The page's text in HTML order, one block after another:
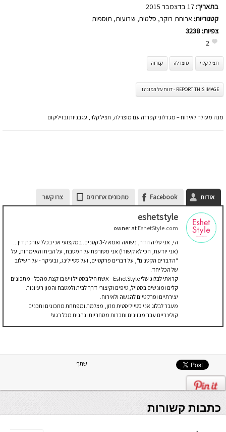
בתאריך:
קטגוריות: ארוחת בוקר, סלטים, שבועות, תוספות
צפיות: 3238
2
חציל קלוי מוצרלה קפרזה
REPORT THIS IMAGE - דווח על תמונה זו
מנה מעולה לאירוח – מגדלוני קפרזה עם מוצרלה, חציל קלוי, עגבניות ובזיליקום
אודות Facebook מתכונים אחרונים צרו קשר
eshetstyle
owner at EshetStyle.com
הי, אני טליה הדר, נשואה ואמא ל-3 קטנים. במקצועי אני בכלל עורכת דין...
(אני יודעת, הכי לא קשור!) אני מטורפת על המטבח, על הבית והאימהות, על
"הדברים הקטנים", על דברים פרקטיים, ועל סטיילינג, ובעיקר - על השילוב
של הכל יחד.
קראתי לבלוג שלי EshetStyle - אשת חיל בסטייל ויש בו קצת מהכל - מתכונים
קלים ומוגשים בסטייל, טיפים וקיצורי דרך לבית ולמטבח והמון רעיונות
יצירתיים ופרקטיים להגשה ולאירוח.
מעבר לבלוג אני סטייליסטית מזון, מצלמת ומפתחת מתכונים ותכנים
קולינריים עבר מגזינים וחברות מסחריות ונהנית מכל רגע!
שתף
כתבות קשורות